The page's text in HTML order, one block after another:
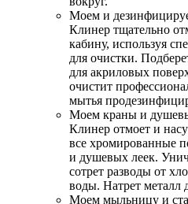
Моем и
Клинер тщательно
кабину, используя
для очистки.
для акриловых
очистит
мытья
Моем краны и
Клинер отмоет и
все хромированные
и душевых леек.
сотрет разводы от
воды. Натрет металл
Моем мыльницу и